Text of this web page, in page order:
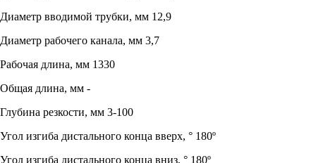
Диаметр вводимой трубки, мм 12,9
Диаметр рабочего канала, мм 3,7
Рабочая длина, мм 1330
Общая длина, мм -
Глубина резкости, мм 3-100
Угол изгиба дистального конца вверх, ° 180º
Угол изгиба дистального конца вниз, ° 180º